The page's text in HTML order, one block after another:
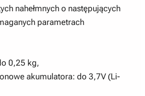
nahełmnych o następujących
parametrach
0,25 kg,
akumulatora: do 3,7V (Li-